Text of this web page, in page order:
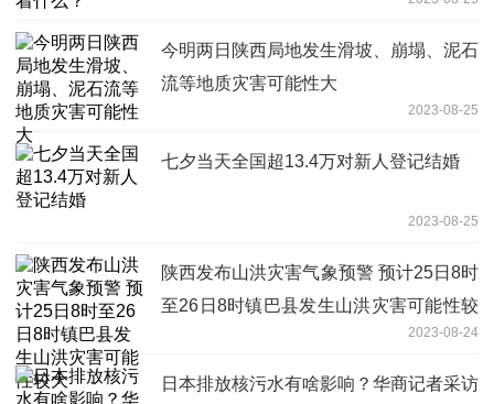
今明两日陕西局地发生滑坡、崩塌、泥石
流等地质灾害可能性大
2023-08-25
七夕当天全国超13.4万对新人登记结婚
2023-08-25
陕西发布山洪灾害气象预警 预计25日8时
至26日8时镇巴县发生山洪灾害可能性较
2023-08-24
日本排放核污水有啥影响？华商记者采访